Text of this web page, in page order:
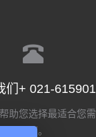
们+ 021-
助您选择最适合您
选项。